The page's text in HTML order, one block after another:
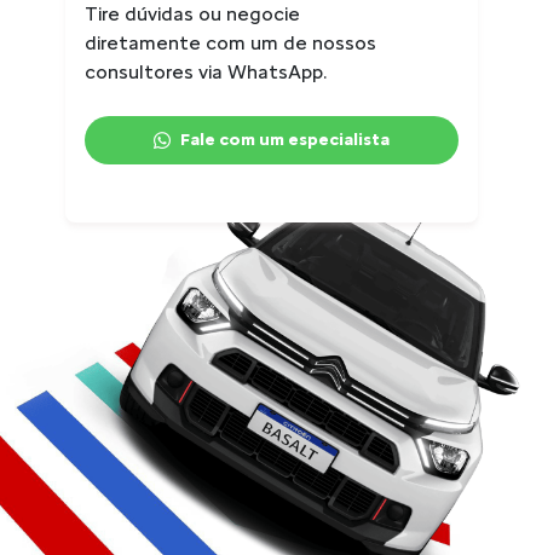
Tire dúvidas ou negocie
diretamente com um de nossos
consultores via WhatsApp.
Fale com um especialista